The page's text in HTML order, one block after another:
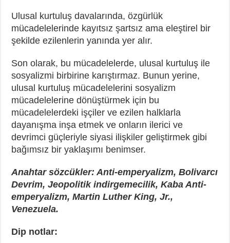
Ulusal kurtuluş davalarında, özgürlük
mücadelelerinde kayıtsız şartsız ama eleştirel bir
şekilde ezilenlerin yanında yer alır.
Son olarak, bu mücadelelerde, ulusal kurtuluş ile
sosyalizmi birbirine karıştırmaz. Bunun yerine,
ulusal kurtuluş mücadelelerini sosyalizm
mücadelelerine dönüştürmek için bu
mücadelelerdeki işçiler ve ezilen halklarla
dayanışma inşa etmek ve onların ilerici ve
devrimci güçleriyle siyasi ilişkiler geliştirmek gibi
bağımsız bir yaklaşımı benimser.
Anahtar sözcükler: Anti-emperyalizm, Bolivarcı
Devrim, Jeopolitik indirgemecilik, Kaba Anti-
emperyalizm, Martin Luther King, Jr.,
Venezuela.
Dip notlar: